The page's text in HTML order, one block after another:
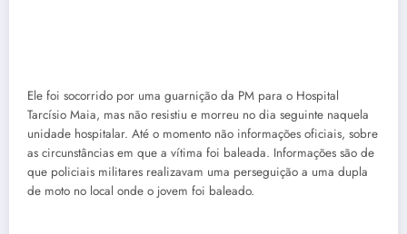
Ele foi socorrido por uma guarnição da PM para o Hospital
Tarcísio Maia, mas não resistiu e morreu no dia seguinte naquela
unidade hospitalar. Até o momento não informações oficiais, sobre
as circunstâncias em que a vítima foi baleada. Informações são de
que policiais militares realizavam uma perseguição a uma dupla
de moto no local onde o jovem foi baleado.